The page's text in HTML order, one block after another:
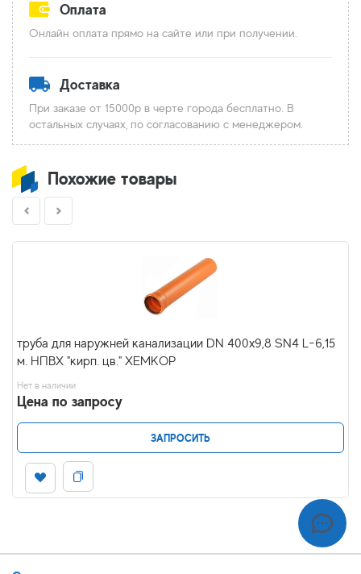
Оплата
Онлайн оплата прямо на сайте или при получении.
Доставка
При заказе от 15000р в черте города бесплатно. В
остальных случаях, по согласованию с менеджером.
Похожие товары
труба для наружней канализации DN 400х9,8 SN4 L-6,15
м. НПВХ "кирп. цв." ХЕМКОР
Нет в наличии
Цена по запросу
ЗАПРОСИТЬ